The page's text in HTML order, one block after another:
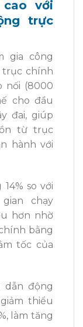
cao với
trực
gia công
trục chính
nối (8000
cho đầu
đai, giúp
từ trục
hành với
so với
chạy
hơn nhờ
bằng
tốc của
dẫn động
thiểu
làm tăng